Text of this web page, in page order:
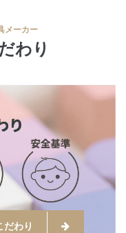
メーカー
わり
だわり